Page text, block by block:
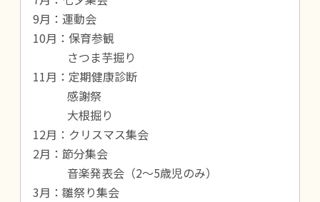
9月：運動会
10月：保育参観
さつま芋掘り
11月：定期健康診断
感謝祭
大根掘り
12月：クリスマス集会
2月：節分集会
音楽発表会（2～5歳児のみ）
3月：雛祭り集会